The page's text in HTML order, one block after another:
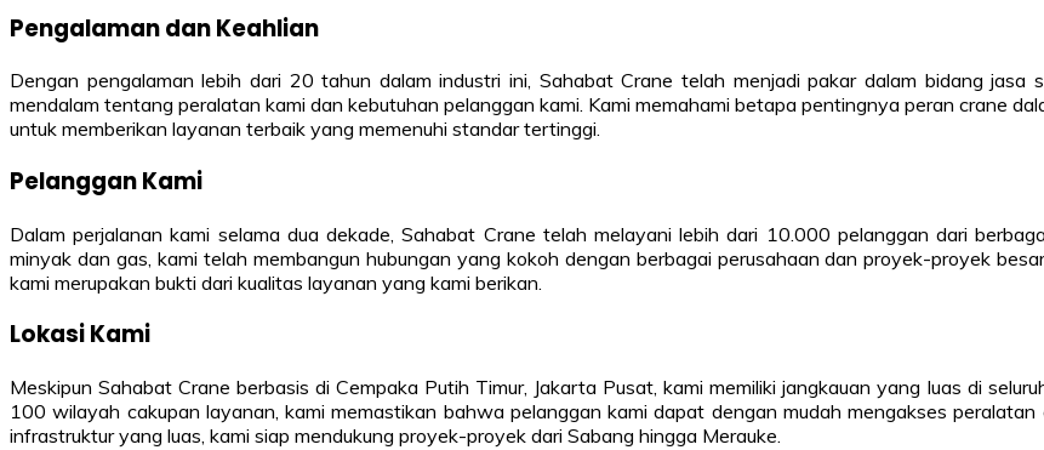
Pengalaman dan Keahlian
Dengan pengalaman lebih dari 20 tahun dalam industri ini, Sahabat Crane telah menjadi pakar dalam bidang
mendalam tentang peralatan kami dan kebutuhan pelanggan kami. Kami memahami betapa pentingnya peran crane
untuk memberikan layanan terbaik yang memenuhi standar tertinggi.
Pelanggan Kami
Dalam perjalanan kami selama dua dekade, Sahabat Crane telah melayani lebih dari 10.000 pelanggan dari
minyak dan gas, kami telah membangun hubungan yang kokoh dengan berbagai perusahaan dan proyek-proyek
kami merupakan bukti dari kualitas layanan yang kami berikan.
Lokasi Kami
Meskipun Sahabat Crane berbasis di Cempaka Putih Timur, Jakarta Pusat, kami memiliki jangkauan yang luas di
100 wilayah cakupan layanan, kami memastikan bahwa pelanggan kami dapat dengan mudah mengakses
infrastruktur yang luas, kami siap mendukung proyek-proyek dari Sabang hingga Merauke.